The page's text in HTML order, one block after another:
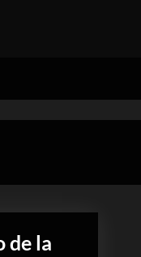
de la